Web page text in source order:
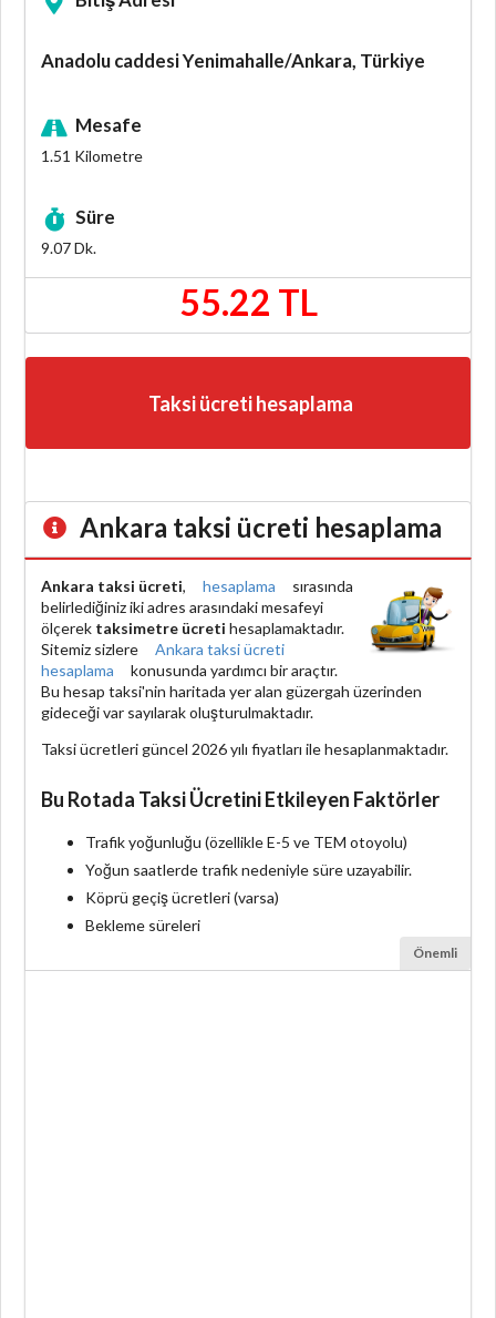
Anadolu caddesi Yenimahalle/Ankara, Türkiye
Mesafe
1.51 Kilometre
Süre
9.07Dk.
55.22 TL
Taksi ücreti hesaplama
Ankara taksi ücreti hesaplama
Ankara taksi ücreti, hesaplama
sırasında
belirlediğiniz iki adres arasındaki mesafeyi
ölçerek taksimetre ücreti hesaplamaktadır.
Sitemiz sizlere
Ankara taksi ücreti
hesaplama
konusunda yardımcı bir araçtır.
Bu hesap taksi'nin haritada yer alan güzergah üzerinden
gideceği var sayılarak oluşturulmaktadır.
Taksi ücretleri güncel 2026 yılı fiyatları ile hesaplanmaktadır.
Bu Rotada Taksi Ücretini Etkileyen Faktörler
Trafik yoğunluğu (özellikle E-5 ve TEM otoyolu)
Yoğun saatlerde trafik nedeniyle süre uzayabilir.
Köprü geçiş ücretleri (varsa)
Bekleme süreleri
Önemli